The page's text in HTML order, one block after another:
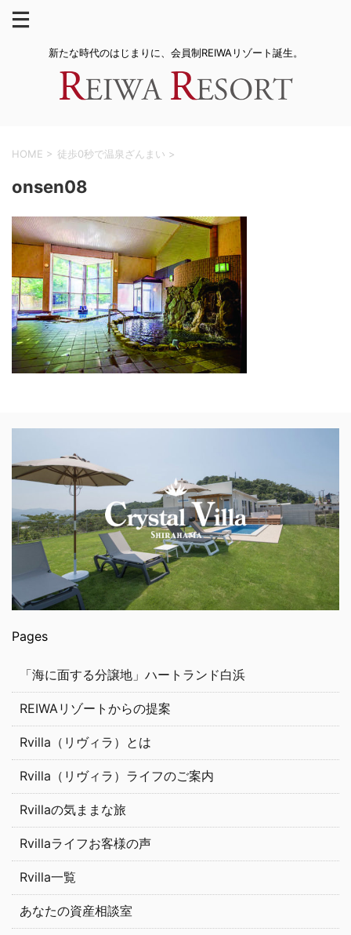
新たな時代のはじまりに、会員制REIWAリゾート誕生。
HOME > 徒歩0秒で温泉ざんまい >
onsen08
Pages
「海に面する分譲地」ハートランド白浜
REIWAリゾートからの提案
Rvilla（リヴィラ）とは
Rvilla（リヴィラ）ライフのご案内
Rvillaの気ままな旅
Rvillaライフお客様の声
Rvilla一覧
あなたの資産相談室